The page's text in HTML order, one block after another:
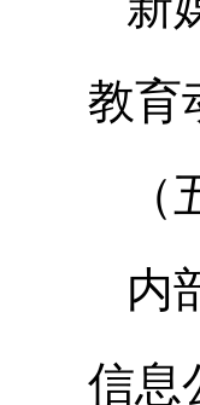
教育
内
信息